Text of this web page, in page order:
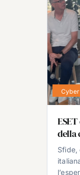
della
Sfide,